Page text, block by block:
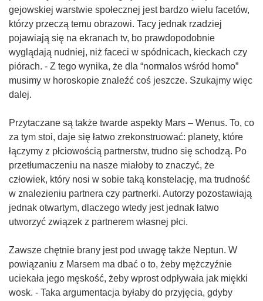
gejowskiej warstwie społecznej jest bardzo wielu facetów,
którzy przeczą temu obrazowi. Tacy jednak rzadziej
pojawiają się na ekranach tv, bo prawdopodobnie
wyglądają nudniej, niż faceci w spódnicach, kieckach czy
piórach. - Z tego wynika, że dla “normalos wśród homo”
musimy w horoskopie znaleźć coś jeszcze. Szukajmy więc
dalej.
Przytaczane są także twarde aspekty Mars – Wenus. To, co
za tym stoi, daje się łatwo zrekonstruować: planety, które
łączymy z płciowością partnerstw, trudno się schodzą. Po
przetłumaczeniu na nasze miałoby to znaczyć, że
człowiek, który nosi w sobie taką konstelację, ma trudność
w znalezieniu partnera czy partnerki. Autorzy pozostawiają
jednak otwartym, dlaczego wtedy jest jednak łatwo
utworzyć związek z partnerem własnej płci.
Zawsze chętnie brany jest pod uwagę także Neptun. W
powiązaniu z Marsem ma dbać o to, żeby mężczyźnie
uciekała jego męskość, żeby wprost odpływała jak miękki
wosk. - Taka argumentacja byłaby do przyjęcia, gdyby